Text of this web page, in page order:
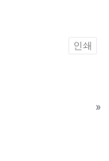
인쇄
»